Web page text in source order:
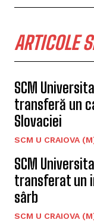
ARTICOLE
SCM
transferă un
Slovaciei
SCM U CRAIOVA
SCM
transferat un
sârb
SCM U CRAIOVA